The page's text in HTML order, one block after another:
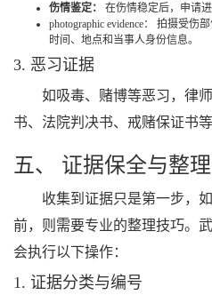
伤情鉴定：
在伤情稳定后，申请进
photographic evidence： 拍摄受
时间、地点和当事人身份信息。
3. 恶习证据
如吸毒、赌博等恶习，律
书、法院判决书、戒赌保证书等
五、 证据保全与整
收集到证据只是第一步，
前，则需要专业的整理技巧。
会执行以下操作：
1. 证据分类与编号